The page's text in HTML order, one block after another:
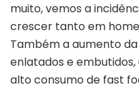
muito, vemos a
crescer tanto em
Também a aumento
enlatados e
alto consumo de fast